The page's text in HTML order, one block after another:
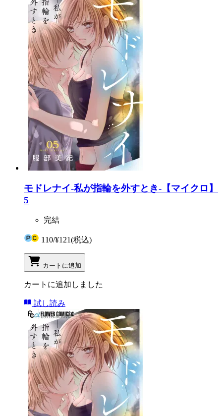
モドレナイ-私が指輪を外すとき-【マイクロ】
5
完結
110/¥121(税込)
カートに追加
カートに追加しました
試し読み